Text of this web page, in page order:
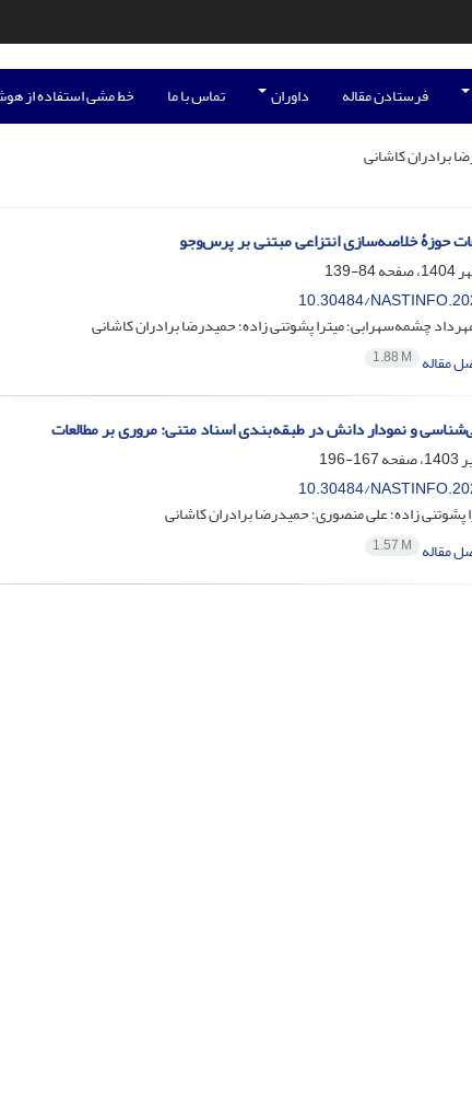
فرستادن مقاله داوران تماس با ما خط مشی استفاده از
برادران کاشانی
حوزۀ خلاصه‌سازی انتزاعی مبتنی بر پرس‌و‌جو
84-139
10.30484/
چشمه‌سهرابی؛ میترا پشوتنی زاده؛ حمیدرضا برادران کاشانی
مقاله 1.88 M
و نمودار دانش در طبقه‌بندی اسناد متنی: مروری بر مطالعات
167-196
10.30484/
پشوتنی زاده؛ علی منصوری؛ حمیدرضا برادران کاشانی
مقاله 1.57 M